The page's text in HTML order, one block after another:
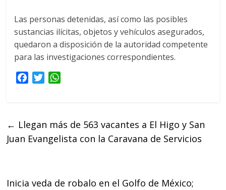
Las personas detenidas, así como las posibles
sustancias ilícitas, objetos y vehículos asegurados,
quedaron a disposición de la autoridad competente
para las investigaciones correspondientes.
b
o
T
t
e
s
A
← Llegan más de 563 vacantes a El Higo y San
Juan Evangelista con la Caravana de Servicios
Inicia veda de robalo en el Golfo de México;